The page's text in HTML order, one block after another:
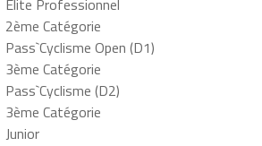
Elite Professionnel
2ème Catégorie
Pass`Cyclisme Open (D1)
3ème Catégorie
Pass`Cyclisme (D2)
3ème Catégorie
Junior